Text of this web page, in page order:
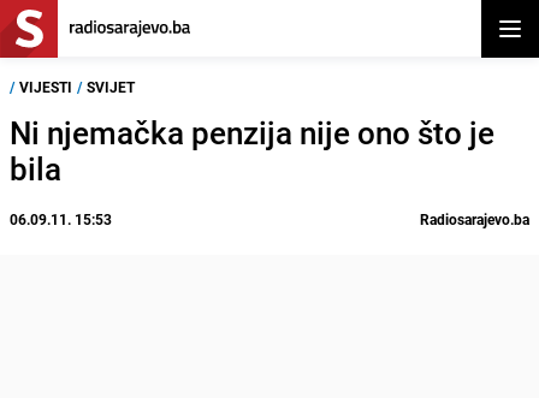
/ VIJESTI / SVIJET
Ni njemačka penzija nije ono što je
bila
06.09.11. 15:53 Radiosarajevo.ba